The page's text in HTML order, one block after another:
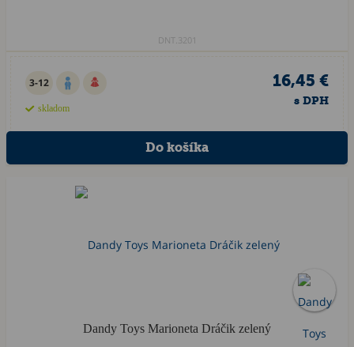
DNT.3201
3-12
skladom
16,45 €
s DPH
Dandy Toys Marioneta Dráčik zelený